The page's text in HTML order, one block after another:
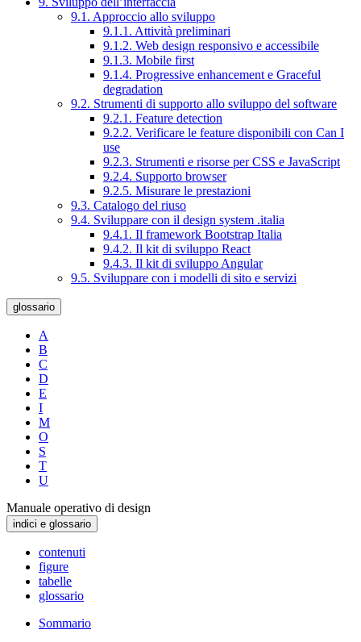
9.1. Approccio allo sviluppo
9.1.1. Attività preliminari
9.1.2. Web design responsivo e accessibile
9.1.3. Mobile first
9.1.4. Progressive enhancement e Graceful
degradation
9.2. Strumenti di supporto allo sviluppo del software
9.2.1. Feature detection
9.2.2. Verificare le feature disponibili con Can I
use
9.2.3. Strumenti e risorse per CSS e JavaScript
9.2.4. Supporto browser
9.2.5. Misurare le prestazioni
9.3. Catalogo del riuso
9.4. Sviluppare con il design system .italia
9.4.1. Il framework Bootstrap Italia
9.4.2. Il kit di sviluppo React
9.4.3. Il kit di sviluppo Angular
9.5. Sviluppare con i modelli di sito e servizi
glossario
A
B
C
D
E
I
M
O
S
T
U
Manuale operativo di design
indici e glossario
contenuti
figure
tabelle
glossario
Sommario